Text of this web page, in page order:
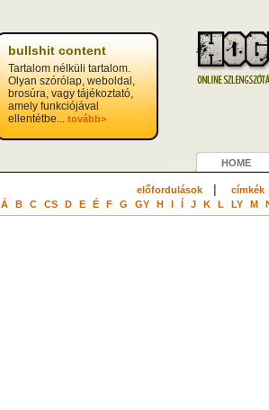
bullshit content
Tartalom nélküli tartalom.
Olyan szórólap, weboldal,
brosúra, vagy tájékoztató,
amely funkciójával
ellentétbe... tovább>
HOME
előfordulások| címkék
Á B C CS D E É F G GY H I Í J K L LY M